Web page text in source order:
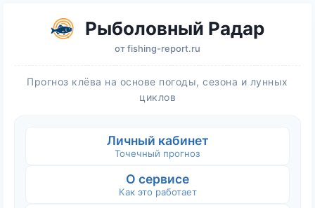
Рыболовный Радар
отfishing-report.ru
Прогноз клёва на основе погоды, сезона и лунных
циклов
Личный кабинет
Точечный прогноз
О сервисе
Как это работает